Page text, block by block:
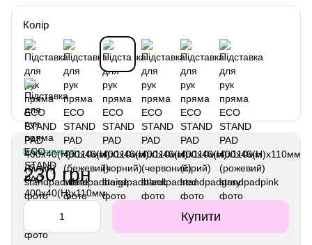
Колір
В наявності
230 грн
Купити